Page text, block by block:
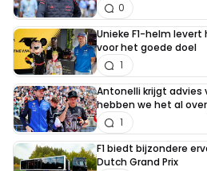
0
Unieke F1-helm
voor het goede doel
1
Antonelli krijgt advies
hebben we het al
1
F1 biedt bijzondere
Dutch Grand Prix